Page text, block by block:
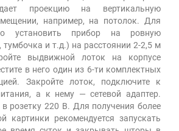
проекцию на вертикальную
например, на потолок. Для
установить прибор на ровную
тумбочка и т.д.) на расстоянии 2-2,5 м
выдвижной лоток на корпусе
в него один из 6-ти комплектных
Закройте лоток, подключите к
а к нему — сетевой адаптер.
розетку 220 В. Для получения более
картинки рекомендуется запускать